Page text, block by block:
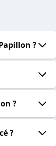
?
?
?